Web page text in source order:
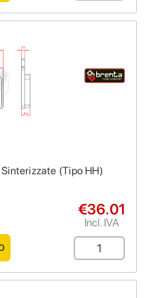
(Tipo HH)
€36.01
Incl. IVA